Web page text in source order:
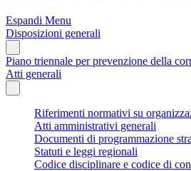
Espandi Menu
Disposizioni generali
Piano triennale per prevenzione della
Atti generali
Riferimenti normativi su
Atti amministrativi generali
Documenti di programmazione
Statuti e leggi regionali
Codice disciplinare e codice di